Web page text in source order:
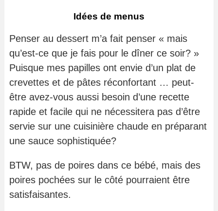
Idées de menus
Penser au dessert m’a fait penser « mais
qu’est-ce que je fais pour le dîner ce soir? »
Puisque mes papilles ont envie d’un plat de
crevettes et de pâtes réconfortant … peut-
être avez-vous aussi besoin d’une recette
rapide et facile qui ne nécessitera pas d’être
servie sur une cuisinière chaude en préparant
une sauce sophistiquée?
BTW, pas de poires dans ce bébé, mais des
poires pochées sur le côté pourraient être
satisfaisantes.